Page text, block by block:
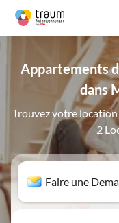
Appartements
dans
Trouvez votre location
2
Faire une